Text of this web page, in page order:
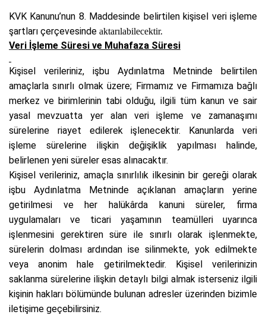
KVK Kanunu’nun 8. Maddesinde belirtilen kişisel veri işleme
şartları çerçevesinde aktarılabilecektir.
Veri İşleme Süresi ve Muhafaza Süresi
Kişisel verileriniz, işbu Aydınlatma Metninde belirtilen
amaçlarla sınırlı olmak üzere; Firmamız ve Firmamıza bağlı
merkez ve birimlerinin tabi olduğu, ilgili tüm kanun ve sair
yasal mevzuatta yer alan veri işleme ve zamanaşımı
sürelerine riayet edilerek işlenecektir. Kanunlarda veri
işleme sürelerine ilişkin değişiklik yapılması halinde,
belirlenen yeni süreler esas alınacaktır.
Kişisel verileriniz, amaçla sınırlılık ilkesinin bir gereği olarak
işbu Aydınlatma Metninde açıklanan amaçların yerine
getirilmesi ve her halükârda kanuni süreler, firma
uygulamaları ve ticari yaşamının teamülleri uyarınca
işlenmesini gerektiren süre ile sınırlı olarak işlenmekte,
sürelerin dolması ardından ise silinmekte, yok edilmekte
veya anonim hale getirilmektedir. Kişisel verilerinizin
saklanma sürelerine ilişkin detaylı bilgi almak isterseniz ilgili
kişinin hakları bölümünde bulunan adresler üzerinden bizimle
iletişime geçebilirsiniz.